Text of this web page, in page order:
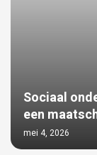
Sociaal
een
mei 4, 2026